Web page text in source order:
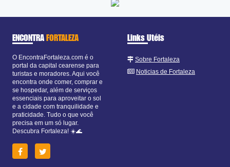
ENCONTRAFORTALEZA
O EncontraFortaleza.com é o
portal da capital cearense para
turistas e moradores. Aqui você
encontra onde comer, comprar e
se hospedar, além de serviços
essenciais para aproveitar o sol
e a cidade com tranquilidade e
praticidade. Tudo o que você
precisa em um só lugar.
Descubra Fortaleza! ☀️🌊
Links Utéis
Sobre Fortaleza
Noticias de Fortaleza